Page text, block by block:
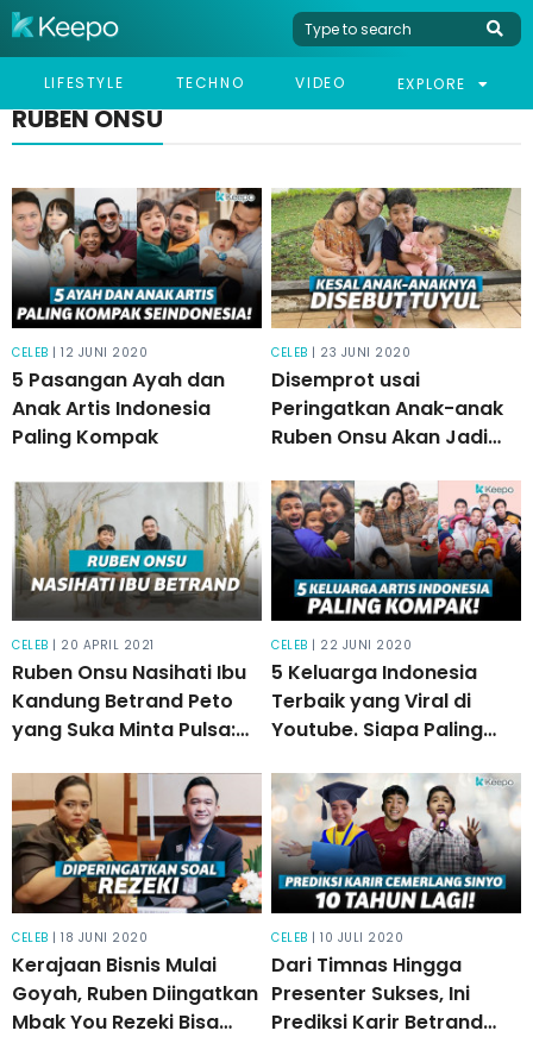
LIFESTYLE TECHNO VIDEO EXPLORE
RUBEN ONSU
CELEB | 12 JUNI 2020
5 Pasangan Ayah dan
Anak Artis Indonesia
Paling Kompak
CELEB | 23 JUNI 2020
Disemprot usai
Peringatkan Anak-anak
Ruben Onsu Akan Jadi
Ngaku Akunnya Dibajak
CELEB | 20 APRIL 2021
Ruben Onsu Nasihati Ibu
Kandung Betrand Peto
yang Suka Minta Pulsa:
CELEB | 22 JUNI 2020
5 Keluarga Indonesia
Terbaik yang Viral di
Youtube. Siapa Paling
CELEB | 18 JUNI 2020
Kerajaan Bisnis Mulai
Goyah, Ruben Diingatkan
Mbak You Rezeki Bisa
CELEB | 10 JULI 2020
Dari Timnas Hingga
Presenter Sukses, Ini
Prediksi Karir Betrand